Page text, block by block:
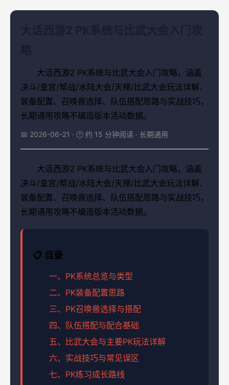
大话西游2 PK系统与比武大会入门攻略，涵盖
决斗/皇宫/帮战/水陆大会/天梯/比武大会玩法详解、
装备配置、召唤兽选择、队伍搭配思路与实战技巧，
长期通用攻略不编造版本活动数据。
📅 2026-06-21 · 🕐 约 15 分钟阅读 · 长期通用
大话西游2 PK系统与比武大会入门攻略，涵盖
决斗/皇宫/帮战/水陆大会/天梯/比武大会玩法详解、
装备配置、召唤兽选择、队伍搭配思路与实战技巧，
长期通用攻略不编造版本活动数据。
📋 目录
一、PK系统总览与类型
二、PK装备配置思路
三、PK召唤兽选择与搭配
四、队伍搭配与配合基础
五、比武大会与主要PK玩法详解
六、实战技巧与常见误区
七、PK练习成长路线